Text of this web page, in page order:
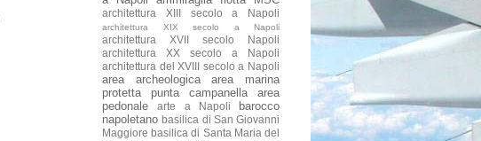
architettura XIII secolo a Napoli
architettura XIX secolo a Napoli
architettura XVII secolo Napoli
architettura XX secolo a Napoli
architettura del XVIII secolo a Napoli
area archeologica
area marina
protetta punta campanella
area
pedonale
arte a Napoli
barocco
napoletano basilica di San Giovanni
Maggiore basilica di Santa Maria del